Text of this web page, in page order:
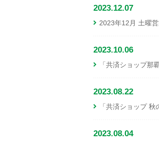
2023.12.07
2023年12月 土曜
2023.10.06
「共済ショップ那
2023.08.22
「共済ショップ
2023.08.04